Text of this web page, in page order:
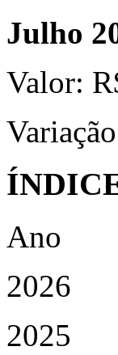
Julho
Valor:
Ano
2026
2025